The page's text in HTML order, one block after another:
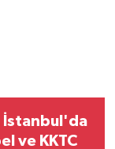
ve KKTC